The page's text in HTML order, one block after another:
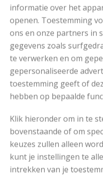
informatie over het
openen. Toestemming
ons en onze partners in
gegevens zoals
te verwerken en om
gepersonaliseerde
toestemming geeft of
hebben op bepaalde
Klik hieronder om in te
bovenstaande of om
keuzes zullen alleen
kunt je instellingen te
intrekken van je
Leg de delen op maat
ze drogen. Sluit de
Neem rond de hals 118
verdeeld over 3 nld 2,5
nld in rond in
5 cm, neem de st op een
helft naar binnen en naai
vast. Naai de mouwen in